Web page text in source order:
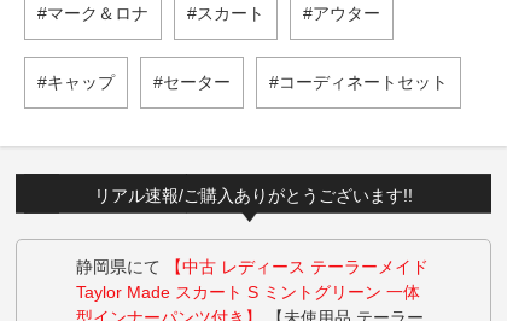
マーク＆ロナ スカート アウター
キャップ セーター コーディネートセット
リアル速報/ご購入ありがとうございます!!
静岡県にて
【中古 レディース テーラーメイド
Taylor Made スカート S ミントグリーン 一体